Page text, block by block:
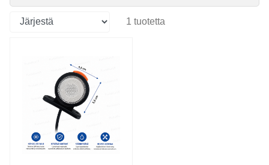
1 tuotetta